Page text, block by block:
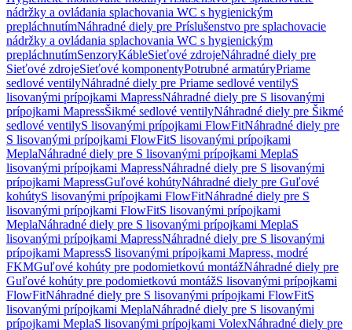
nádržky a ovládania splachovania WC s hygienickým
prepláchnutímNáhradné diely pre Príslušenstvo pre splachovacie
nádržky a ovládania splachovania WC s hygienickým
prepláchnutímSenzoryKábleSieťové zdrojeNáhradné diely pre
Sieťové zdrojeSieťové komponentyPotrubné armatúryPriame
sedlové ventilyNáhradné diely pre Priame sedlové ventilyS
lisovanými prípojkami MapressNáhradné diely pre S lisovanými
prípojkami MapressŠikmé sedlové ventilyNáhradné diely pre Šikmé
sedlové ventilyS lisovanými prípojkami FlowFitNáhradné diely pre
S lisovanými prípojkami FlowFitS lisovanými prípojkami
MeplaNáhradné diely pre S lisovanými prípojkami MeplaS
lisovanými prípojkami MapressNáhradné diely pre S lisovanými
prípojkami MapressGuľové kohútyNáhradné diely pre Guľové
kohútyS lisovanými prípojkami FlowFitNáhradné diely pre S
lisovanými prípojkami FlowFitS lisovanými prípojkami
MeplaNáhradné diely pre S lisovanými prípojkami MeplaS
lisovanými prípojkami MapressNáhradné diely pre S lisovanými
prípojkami MapressS lisovanými prípojkami Mapress, modré
FKMGuľové kohúty pre podomietkovú montážNáhradné diely pre
Guľové kohúty pre podomietkovú montážS lisovanými prípojkami
FlowFitNáhradné diely pre S lisovanými prípojkami FlowFitS
lisovanými prípojkami MeplaNáhradné diely pre S lisovanými
prípojkami MeplaS lisovanými prípojkami VolexNáhradné diely pre